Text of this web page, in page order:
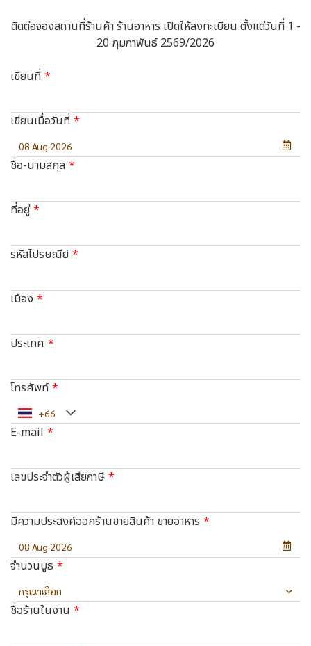
ติดต่อจองสถานที่ร้านค้า ร้านอาหาร เปิดให้ลงทะเบียน ตั้งแต่วันที่ 1 -
20 กุมภาพันธ์ 2569/2026
เขียนที่
เขียนเมื่อวันที่
ชื่อ-นามสกุล
ที่อยู่
รหัสไปรษณีย์
เมือง
ประเทศ
โทรศัพท์
E-mail
เลขประจำตัวผู้เสียภาษี
มีความประสงค์ออกร้านขายสินค้า ขายอาหาร
จำนวนบูธ
กรุณาเลือก
ชื่อร้านในงาน